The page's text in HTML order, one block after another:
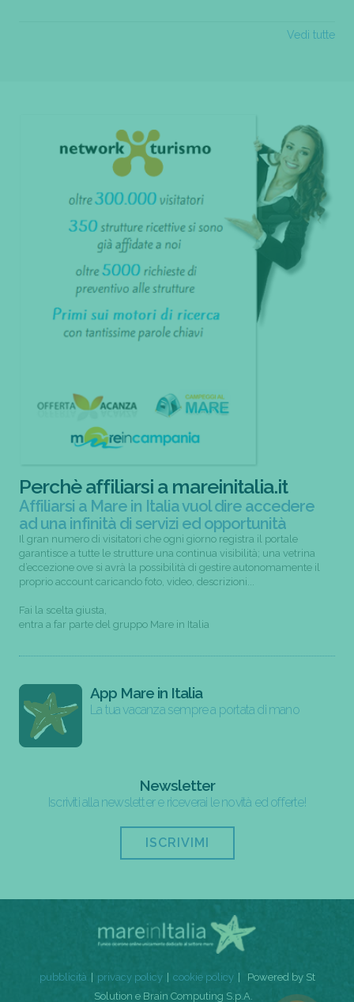
Vedi tutte
Perchè affiliarsi a mareinitalia.it
Affiliarsi a Mare in Italia vuol dire accedere
ad una infinità di servizi ed opportunità
Il gran numero di visitatori che ogni giorno registra il portale
garantisce a tutte le strutture una continua visibilità; una vetrina
d’eccezione ove si avrà la possibilità di gestire autonomamente il
proprio account caricando foto, video, descrizioni...
Fai la scelta giusta,
entra a far parte del gruppo Mare in Italia
App Mare in Italia
La tua vacanza sempre a portata di mano
Newsletter
Iscriviti alla newsletter e riceverai le novità ed offerte!
ISCRIVIMI
pubblicità privacy policy cookie policy
Powered by St
Solution e Brain Computing S.p.A.